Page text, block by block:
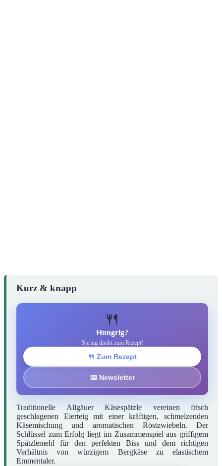
Kurz & knapp
🍴
Hungrig?
Spring direkt zum Rezept!
🍴 Zum Rezept
📧 Newsletter
Traditionelle Allgäuer Käsespätzle vereinen frisch
geschlagenen Eierteig mit einer kräftigen, schmelzenden
Käsemischung und aromatischen Röstzwiebeln. Der
Schlüssel zum Erfolg liegt im Zusammenspiel aus griffigem
Spätzlemehl für den perfekten Biss und dem richtigen
Verhältnis von würzigem Bergkäse zu elastischem
Emmentaler.